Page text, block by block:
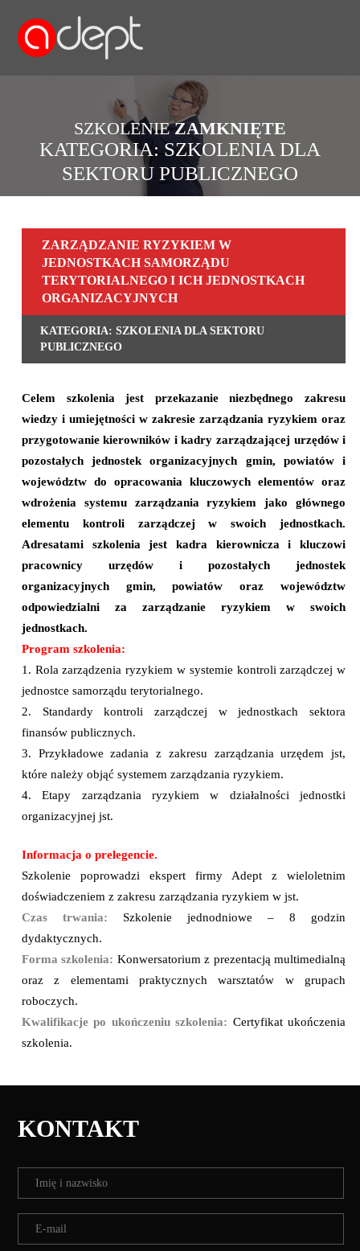
SZKOLENIEZAMKNIĘTE
KATEGORIA: SZKOLENIA DLA
SEKTORU PUBLICZNEGO
ZARZĄDZANIE RYZYKIEM W
JEDNOSTKACH SAMORZĄDU
TERYTORIALNEGO I ICH JEDNOSTKACH
ORGANIZACYJNYCH
KATEGORIA: SZKOLENIA DLA SEKTORU
PUBLICZNEGO
Celem szkolenia jest przekazanie niezbędnego zakresu
wiedzy i umiejętności w zakresie zarządzania ryzykiem oraz
przygotowanie kierowników i kadry zarządzającej urzędów i
pozostałych jednostek organizacyjnych gmin, powiatów i
województw do opracowania kluczowych elementów oraz
wdrożenia systemu zarządzania ryzykiem jako głównego
elementu kontroli zarządczej w swoich jednostkach.
Adresatami szkolenia jest kadra kierownicza i kluczowi
pracownicy urzędów i pozostałych jednostek
organizacyjnych gmin, powiatów oraz województw
odpowiedzialni za zarządzanie ryzykiem w swoich
jednostkach.
Program szkolenia:
1. Rola zarządzenia ryzykiem w systemie kontroli zarządczej w
jednostce samorządu terytorialnego.
2. Standardy kontroli zarządczej w jednostkach sektora
finansów publicznych.
3. Przykładowe zadania z zakresu zarządzania urzędem jst,
które należy objąć systemem zarządzania ryzykiem.
4. Etapy zarządzania ryzykiem w działalności jednostki
organizacyjnej jst.
Informacja o prelegencie.
Szkolenie poprowadzi ekspert firmy Adept z wieloletnim
doświadczeniem z zakresu zarządzania ryzykiem w jst.
Czas trwania: Szkolenie jednodniowe – 8 godzin
dydaktycznych.
Forma szkolenia: Konwersatorium z prezentacją multimedialną
oraz z elementami praktycznych warsztatów w grupach
roboczych.
Kwalifikacje po ukończeniu szkolenia: Certyfikat ukończenia
szkolenia.
KONTAKT